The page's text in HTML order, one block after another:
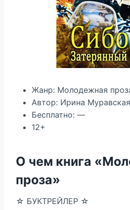
Жанр: Молодежная
Автор: Ирина Муравская
Бесплатно: —
12+
О чем книга
проза»
☆ БУКТРЕЙЛЕР ☆